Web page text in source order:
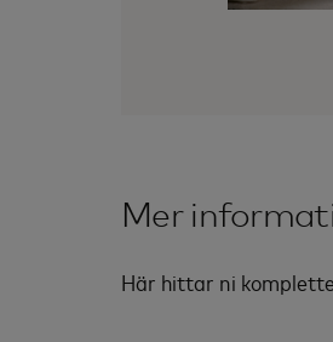
Mer
Här hittar ni